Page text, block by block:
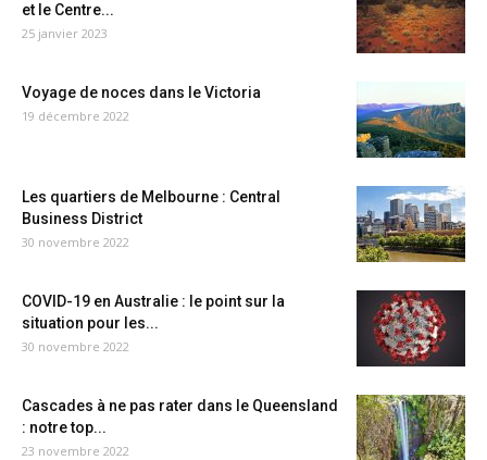
et le Centre...
25 janvier 2023
Voyage de noces dans le Victoria
19 décembre 2022
Les quartiers de Melbourne : Central
Business District
30 novembre 2022
COVID-19 en Australie : le point sur la
situation pour les...
30 novembre 2022
Cascades à ne pas rater dans le Queensland
: notre top...
23 novembre 2022